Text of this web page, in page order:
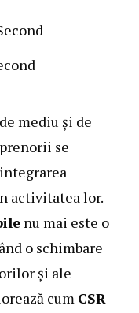
mediu și de
se
activitatea lor.
nu mai este o
o schimbare
și ale
cum CSR